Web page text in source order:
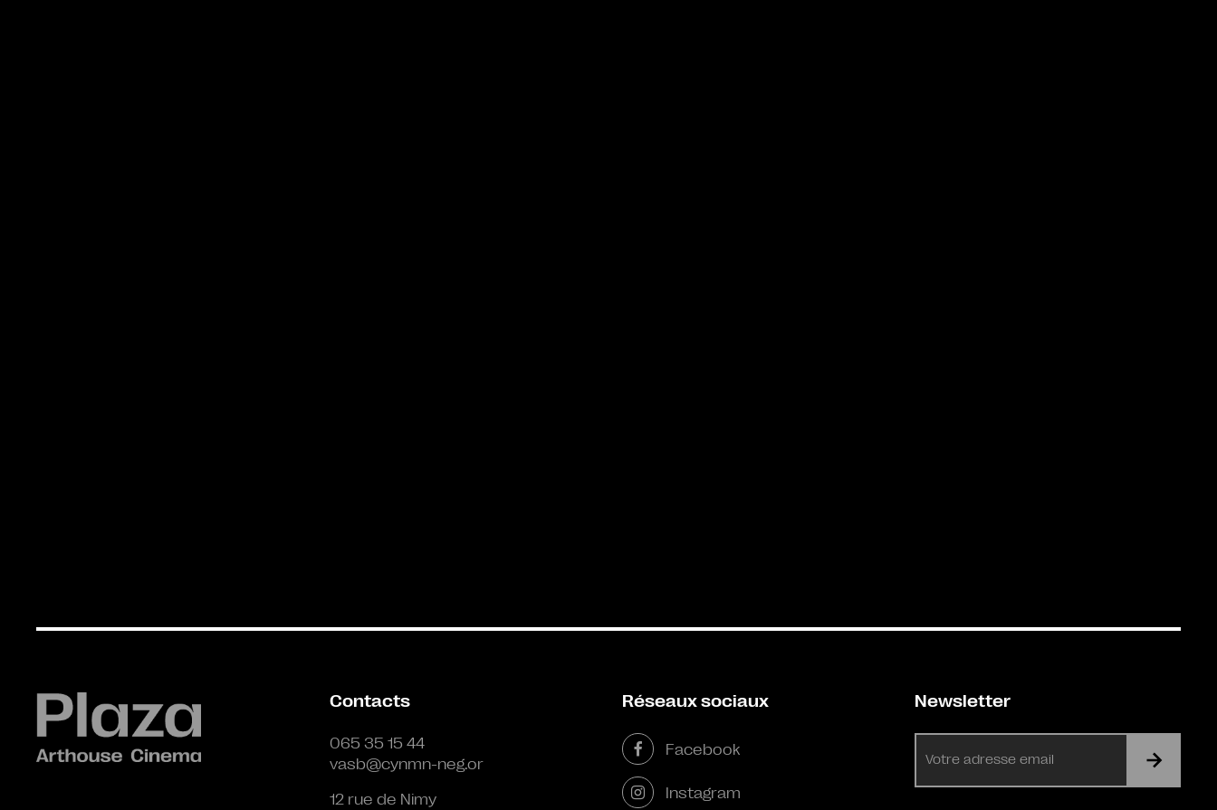
Contacts
065 35 15 44
vasb@cynmn-neg.or
12 rue de Nimy
Réseaux sociaux
Facebook
Instagram
Newsletter
mail